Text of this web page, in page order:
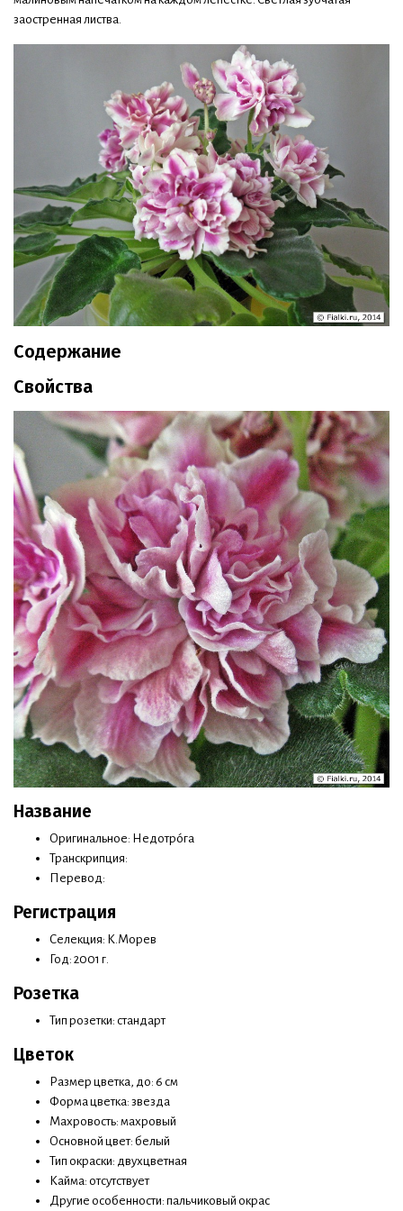
заостренная листва.
Содержание
Свойства
Название
Оригинальное: Недотро́га
Транскрипция:
Перевод:
Регистрация
Селекция: К.Морев
Год: 2001 г.
Розетка
Тип розетки: стандарт
Цветок
Размер цветка, до: 6 см
Форма цветка: звезда
Махровость: махровый
Основной цвет: белый
Тип окраски: двухцветная
Кайма: отсутствует
Другие особенности: пальчиковый окрас